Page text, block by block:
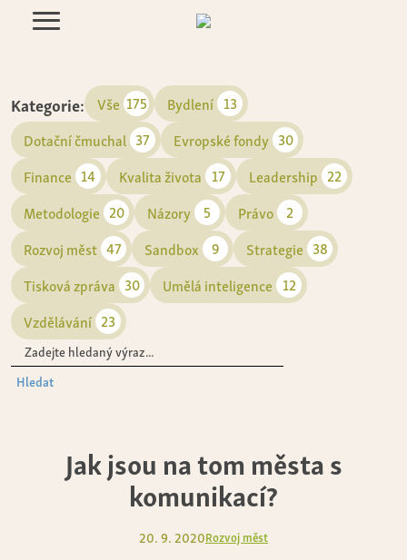
Kategorie: Vše 175 Bydlení 13
Dotační čmuchal 37 Evropské fondy 30
Finance 14 Kvalita života 17 Leadership 22
Metodologie 20 Názory 5 Právo 2
Rozvoj měst 47 Sandbox 9 Strategie 38
Tisková zpráva 30 Umělá inteligence 12
Vzdělávání 23
Hledat
Jak jsou na tom města s
komunikací?
20. 9. 2020Rozvoj měst